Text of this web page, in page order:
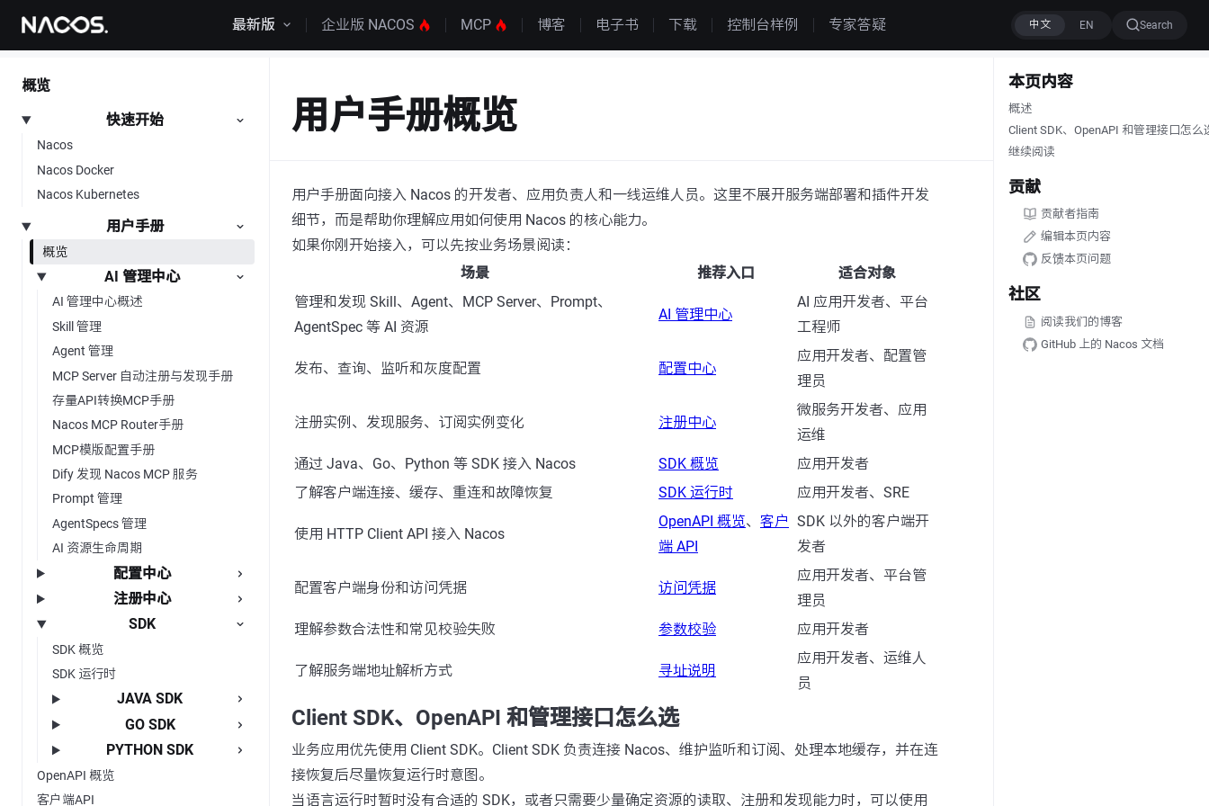
跳转到内容 最新版 企业版 NACOS MCP 博客 电子书 下载 控制台样例 专家答疑 Search
概览
快速开始
Nacos
Nacos Docker
Nacos Kubernetes
用户手册
概览
AI 管理中心
AI 管理中心概述
Skill 管理
Agent 管理
MCP Server 自动注册与发现手册
存量API转换MCP手册
Nacos MCP Router手册
MCP模版配置手册
Dify 发现 Nacos MCP 服务
Prompt 管理
AgentSpecs 管理
AI 资源生命周期
配置中心
注册中心
SDK
SDK 概览
SDK 运行时
JAVA SDK
GO SDK
PYTHON SDK
OpenAPI 概览
客户端API
本页内容
概述
Client SDK、OpenAPI 和管理接口怎么
继续阅读
贡献
贡献者指南
编辑本页内容
反馈本页问题
社区
阅读我们的博客
GitHub 上的 Nacos 文档
用户手册概览
用户手册面向接入 Nacos 的开发者、应用负责人和一线运维人员。这里不展开服务端部署和插件开发
细节，而是帮助你理解应用如何使用 Nacos 的核心能力。
如果你刚开始接入，可以先按业务场景阅读：
场景
推荐入口
适合对象
管理和发现 Skill、Agent、MCP Server、Prompt、
AgentSpec 等 AI 资源
AI 管理中心
AI 应用开发者、平台
工程师
发布、查询、监听和灰度配置 配置中心
应用开发者、配置管
理员
注册实例、发现服务、订阅实例变化 注册中心
微服务开发者、应用
运维
通过 Java、Go、Python 等 SDK 接入 Nacos
SDK 概览
应用开发者
了解客户端连接、缓存、重连和故障恢复
SDK 运行时 应用开发者、SRE
使用 HTTP Client API 接入 Nacos
OpenAPI 概览、 客户
端 API
SDK 以外的客户端开
发者
配置客户端身份和访问凭据 访问凭据
应用开发者、平台管
理员
理解参数合法性和常见校验失败
参数校验 应用开发者
了解服务端地址解析方式 寻址说明
应用开发者、运维人
员
Client SDK、OpenAPI 和管理接口怎么选
业务应用优先使用 Client SDK。Client SDK 负责连接 Nacos、维护监听和订阅、处理本地缓存，并在连
接恢复后尽量恢复运行时意图。
当语言运行时暂时没有合适的 SDK，或者只需要少量确定资源的读取、注册和发现能力时，可以使用